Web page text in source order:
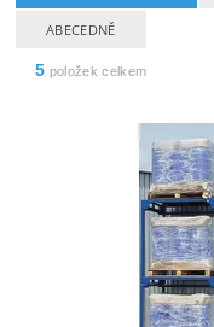
ABECEDNĚ
5 položek celkem